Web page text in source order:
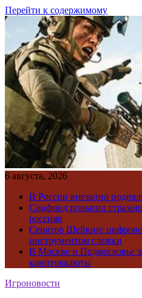
Перейти к содержимому
6 августа, 2026
В России внезапно
Соцфонд повысил
россиян
Сенатор Шейкин:
инструментом слежки
В Москве и Подмосковье
криптовалюты
Игроновости